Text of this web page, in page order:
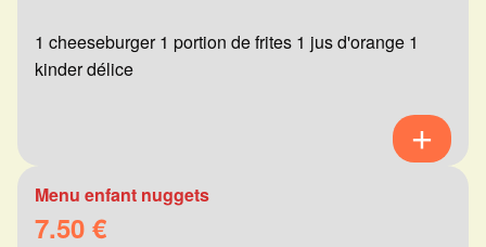
1 cheeseburger 1 portion de frites 1 jus d'orange 1
kinder délice
Menu enfant nuggets
7.50 €